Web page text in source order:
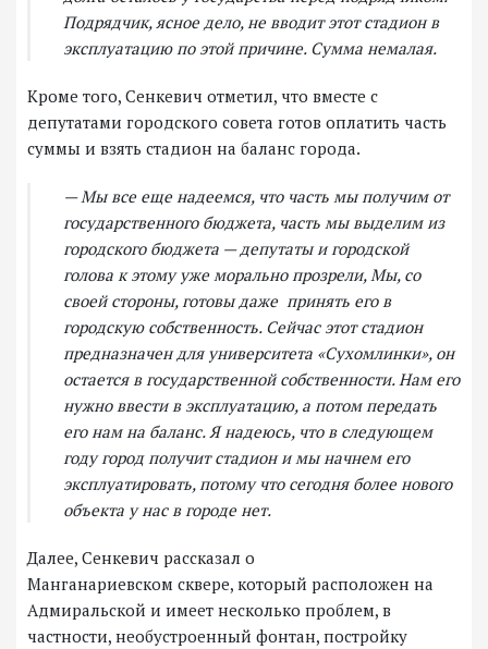
Подрядчик, ясное дело, не вводит этот стадион в
эксплуатацию по этой причине. Сумма немалая.
Кроме того, Сенкевич отметил, что вместе с
депутатами городского совета готов оплатить часть
суммы и взять стадион на баланс города.
— Мы все еще надеемся, что часть мы получим от
государственного бюджета, часть мы выделим из
городского бюджета — депутаты и городской
голова к этому уже морально прозрели, Мы, со
своей стороны, готовы даже принять его в
городскую собственность. Сейчас этот стадион
предназначен для университета «Сухомлинки», он
остается в государственной собственности. Нам его
нужно ввести в эксплуатацию, а потом передать
его нам на баланс. Я надеюсь, что в следующем
году город получит стадион и мы начнем его
эксплуатировать, потому что сегодня более нового
объекта у нас в городе нет.
Далее, Сенкевич рассказал о
Манганариевском сквере, который расположен на
Адмиральской и имеет несколько проблем, в
частности, необустроенный фонтан, постройку